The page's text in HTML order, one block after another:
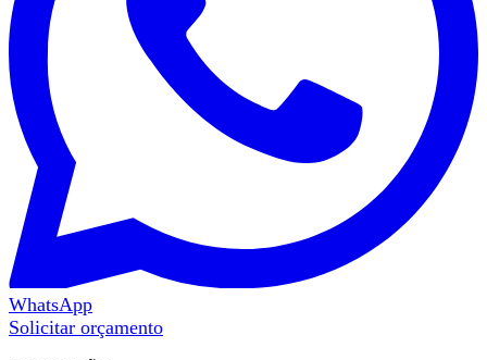
WhatsApp
Solicitar orçamento